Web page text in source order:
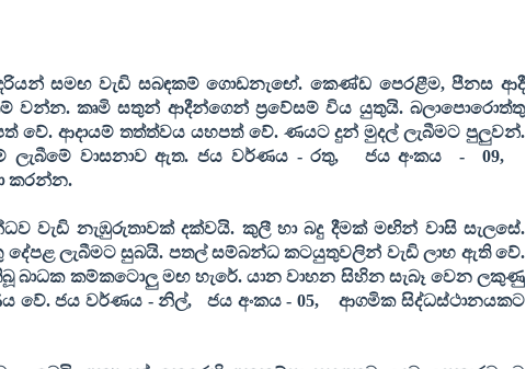
සමඟ වැඩි සබඳකම් ගොඩනැඟේ. කෙණ්ඩ පෙරළීම,පීනස ආදී
වන්න. කෘමි සතුන් ආදීන්ගෙන් ප්‍රවේසම් විය යුතුයි. බලාපොරොත්තු
වේ. ආදායම් තත්ත්වය යහපත් වේ. ණයට දුන් මුදල් ලැබීමට පුලුවන්.
ලැබීමේ වාසනාව ඇත. ජය වර්ණය - රතු, ජය අංකය -
09,
කරන්න.
වැඩි නැඹුරුතාවක් දක්වයි. කුලී හා බදු දීමක් මඟින් වාසි සැලසේ.
ලැබීමට සුබයි. පතල් සම්බන්ධ කටයුතුවලින් වැඩි ලාභ ඇති වේ.
බාධක කම්කටොලු මඟ හැරේ. යාන වාහන සිහින සැබෑ වෙන ලකුණු
වේ. ජය වර්ණය - නිල්, ජය අංකය - 05,
ආගමික සිද්ධස්ථානයකට